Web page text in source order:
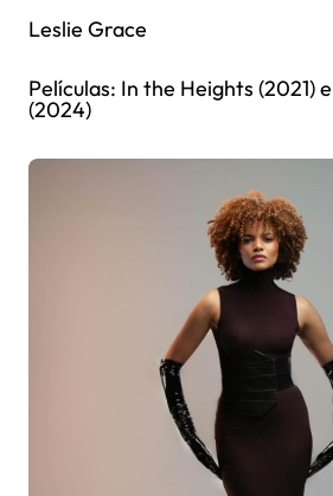
Leslie Grace
Películas: In the Heights (2021)
(2024)